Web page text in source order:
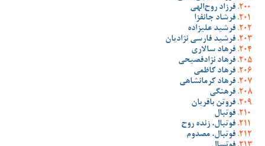
فرزاد روح‌الهی
فرشاد جانفزا
فرشید علیزاده
فرشید فارسی نژادیان
فرهاد سالاری
فرهاد نژادفصیحی
فرهاد کاظمی
فرهاد کرمانشاهی
فرهنگی
فروتن باقریان
فوتبال
فوتبال، زنده روح
فوتبال، مصدوم